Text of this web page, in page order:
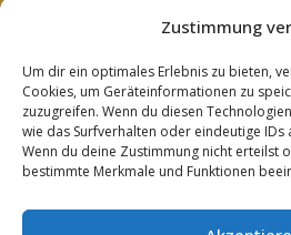
Zustimmung
Um dir ein optimales Erlebnis zu bieten,
Cookies, um Geräteinformationen zu
zuzugreifen. Wenn du diesen
wie das Surfverhalten oder eindeutige
Wenn du deine Zustimmung nicht erteilst
bestimmte Merkmale und Funktionen
Cookie Richtlinie (EU)
Kontakt
SUCHE